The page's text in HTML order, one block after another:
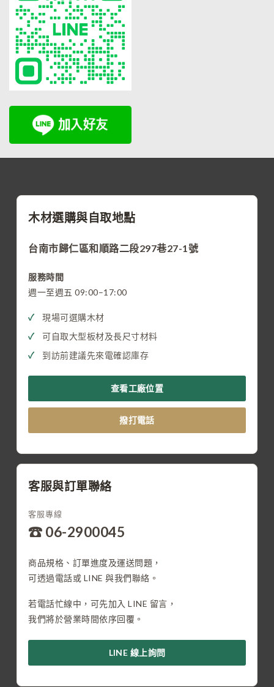
木材選購與自取地點
台南市歸仁區和順路二段297巷27-1號
服務時間
週一至週五 09:00–17:00
現場可選購木材
可自取大型板材及長尺寸材料
到訪前建議先來電確認庫存
查看工廠位置
撥打電話
客服與訂單聯絡
客服專線
☎ 06-2900045
商品規格、訂單進度及運送問題，
可透過電話或 LINE 與我們聯絡。
若電話忙線中，可先加入 LINE 留言，
我們將於營業時間依序回覆。
LINE 線上詢問